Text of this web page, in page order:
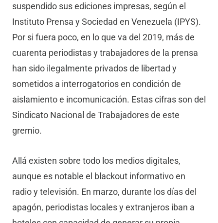
suspendido sus ediciones impresas, según el
Instituto Prensa y Sociedad en Venezuela (IPYS).
Por si fuera poco, en lo que va del 2019, más de
cuarenta periodistas y trabajadores de la prensa
han sido ilegalmente privados de libertad y
sometidos a interrogatorios en condición de
aislamiento e incomunicación. Estas cifras son del
Sindicato Nacional de Trabajadores de este
gremio.
Allá existen sobre todo los medios digitales,
aunque es notable el blackout informativo en
radio y televisión. En marzo, durante los días del
apagón, periodistas locales y extranjeros iban a